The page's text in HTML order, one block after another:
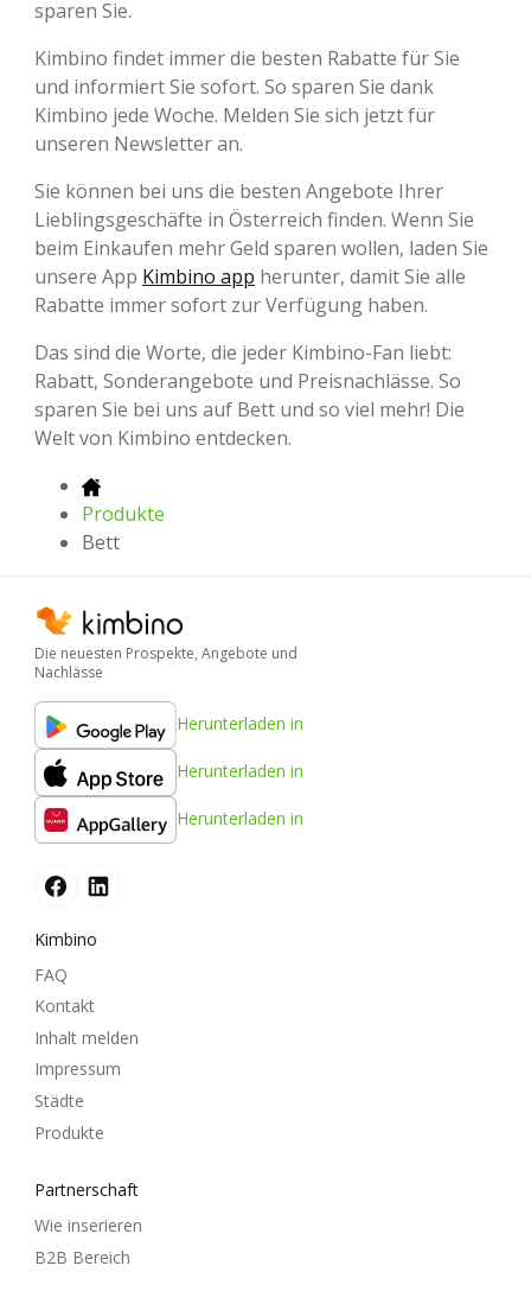
sparen Sie.
Kimbino findet immer die besten Rabatte für Sie
und informiert Sie sofort. So sparen Sie dank
Kimbino jede Woche. Melden Sie sich jetzt für
unseren Newsletter an.
Sie können bei uns die besten Angebote Ihrer
Lieblingsgeschäfte in Österreich finden. Wenn Sie
beim Einkaufen mehr Geld sparen wollen, laden Sie
unsere App Kimbino app herunter, damit Sie alle
Rabatte immer sofort zur Verfügung haben.
Das sind die Worte, die jeder Kimbino-Fan liebt:
Rabatt, Sonderangebote und Preisnachlässe. So
sparen Sie bei uns auf Bett und so viel mehr! Die
Welt von Kimbino entdecken.
Produkte
Bett
Die neuesten Prospekte, Angebote und
Nachlässe
Herunterladen in
Herunterladen in
Herunterladen in
Kimbino
FAQ
Kontakt
Inhalt melden
Impressum
Städte
Produkte
Partnerschaft
Wie inserieren
B2B Bereich